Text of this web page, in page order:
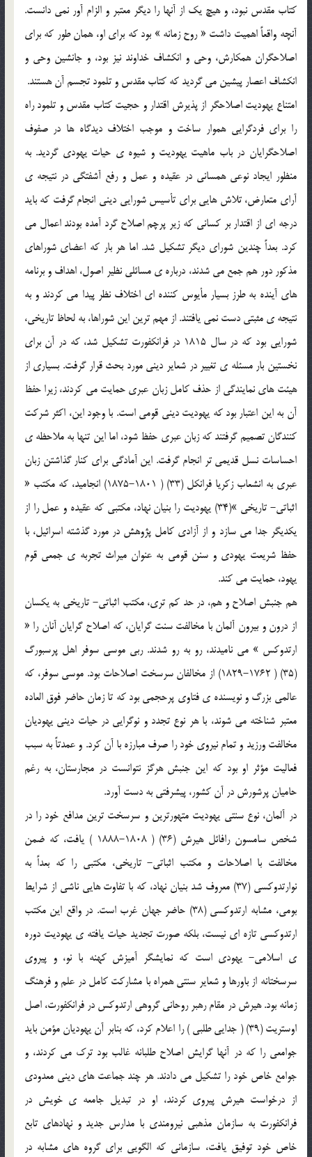
كتاب مقدس نبود، و هيچ يك از آنها را ديگر معتبر و الزام آور نمي دانست.
آنچه واقعاً اهميت داشت « روح زمانه » بود كه براي او، همان طور كه براي
اصلاحگران همكارش، وحي و انكشاف خداوند نيز بود، و جانشين وحي و
انكشاف اعصار پيشين مي گرديد كه كتاب مقدس و تلمود تجسم آن هستند.
امتناع يهوديت اصلاحگر از پذيرش اقتدار و حجيت كتاب مقدس و تلمود راه
را براي فردگرايي هموار ساخت و موجب اختلاف ديدگاه ها در صفوف
اصلاحگرايان در باب ماهيت يهوديت و شيوه ي حيات يهودي گرديد. به
منظور ايجاد نوعي همساني در عقيده و عمل و رفع آشفتگي در نتيجه ي
آراي متعارض، تلاش هايي براي تأسيس شورايي ديني انجام گرفت كه بايد
درجه اي از اقتدار بر كساني كه زير پرچم اصلاح گرد آمده بودند اعمال مي
كرد. بعداً چندين شوراي ديگر تشكيل شد. اما هر بار كه اعضاي شوراهاي
مذكور دور هم جمع مي شدند، درباره ي مسائلي نظير اصول، اهداف و برنامه
هاي آينده به طرز بسيار مأيوس كننده اي اختلاف نظر پيدا مي كردند و به
نتيجه ي مثبتي دست نمي يافتند. از مهم ترين اين شوراها، به لحاظ تاريخي،
شورايي بود كه در سال 1815 در فرانكفورت تشكيل شد، كه در آن براي
نخستين بار مسئله ي تغيير در شعاير ديني مورد بحث قرار گرفت. بسياري از
هيئت هاي نمايندگي از حذف كامل زبان عبري حمايت مي كردند، زيرا حفظ
آن به اين اعتبار بود كه يهوديت ديني قومي است. با وجود اين، اكثر شركت
كنندگان تصميم گرفتند كه زبان عبري حفظ شود، اما اين تنها به ملاحظه ي
احساسات نسل قديمي تر انجام گرفت. اين آمادگي براي كنار گذاشتن زبان
عبري به انشعاب زكريا فرانكل (33) ( 1801-1875) انجاميد، كه مكتب «
اثباتي- تاريخي »(34) يهوديت را بنيان نهاد، مكتبي كه عقيده و عمل را از
يكديگر جدا مي سازد و از آزادي كامل پژوهش در مورد گذشته اسرائيل، با
حفظ شريعت يهودي و سنن قومي به عنوان ميراث تجربه ي جمعي قوم
يهود، حمايت مي كند.
هم جنبش اصلاح و هم، در حد كم تري، مكتب اثباتي- تاريخي به يكسان
از درون و بيرون آلمان با مخالفت سنت گرايان، كه اصلاح گرايان آنان را «
ارتدوكس » مي ناميدند، رو به رو شدند. ربي موسي سوفر اهل پرسبورگ
(35) ( 1762-1829) از مخالفان سرسخت اصلاحات بود. موسي سوفر، كه
عالمي بزرگ و نويسنده ي فتاوي پرحجمي بود كه تا زمان حاضر فوق العاده
معتبر شناخته مي شوند، با هر نوع تجدد و نوگرايي در حيات ديني يهوديان
مخالفت ورزيد و تمام نيروي خود را صرف مبارزه با آن كرد. و عمدتاً به سبب
فعاليت مؤثر او بود كه اين جنبش هرگز نتوانست در مجارستان، به رغم
حاميان پرشورش در آن كشور، پيشرفتي به دست آورد.
در آلمان، نوع سنتي يهوديت متهورترين و سرسخت ترين مدافع خود را در
شخص سامسون رافائل هيرش (36) ( 1808-1888 ) يافت، كه ضمن
مخالفت با اصلاحات و مكتب اثباتي- تاريخي، مكتبي را كه بعداً به
نوارتدوكسي (37) معروف شد بنيان نهاد، كه با تفاوت هايي ناشي از شرايط
بومي، مشابه ارتدوكسي (38) حاضر جهان غرب است. در واقع اين مكتب
ارتدوكسي تازه اي نيست، بلكه صورت تجديد حيات يافته ي يهوديت دوره
ي اسلامي- يهودي است كه نمايشگر آميزش كهنه با نو، و پيروي
سرسختانه از باورها و شعاير سنتي همراه با مشاركت كامل در علم و فرهنگ
زمانه بود. هيرش در مقام رهبر روحاني گروهي ارتدوكس در فرانكفورت، اصل
اوستريت (39) ( جدايي طلبي ) را اعلام كرد، كه بنابر آن يهوديان مؤمن بايد
جوامعي را كه در آنها گرايش اصلاح طلبانه غالب بود ترك مي كردند، و
جوامع خاص خود را تشكيل مي دادند. هر چند جماعت هاي ديني معدودي
از درخواست هيرش پيروي كردند، او در تبديل جامعه ي خويش در
فرانكفورت به سازمان مذهبي نيرومندي با مدارس جديد و نهادهاي تابع
خاص خود توفيق يافت، سازماني كه الگويي براي گروه هاي مشابه در